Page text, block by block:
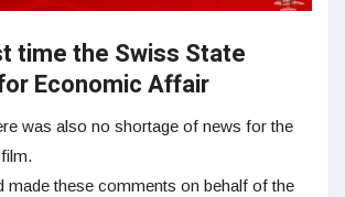
time the Swiss State
Economic Affair
was also no shortage of news for the
made these comments on behalf of the